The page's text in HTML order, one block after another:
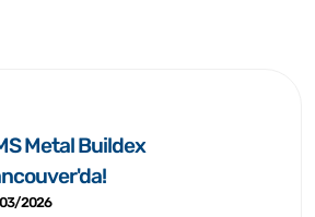
Metal Buildex
2026